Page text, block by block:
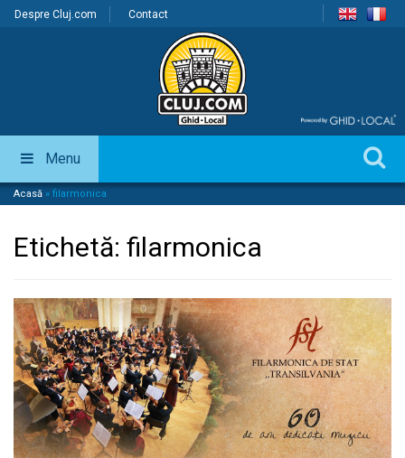
Despre Cluj.com Contact
Menu
Acasă » filarmonica
Etichetă: filarmonica